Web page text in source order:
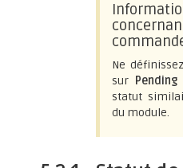
Ne
sur Pending
statut
du module.